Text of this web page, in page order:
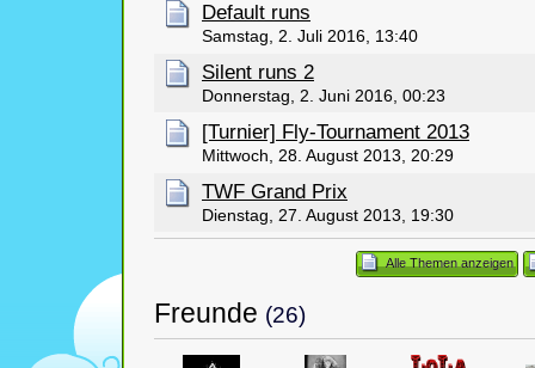
Default runs
Samstag, 2. Juli 2016, 13:40
Silent runs 2
Donnerstag, 2. Juni 2016, 00:23
[Turnier] Fly-Tournament 2013
Mittwoch, 28. August 2013, 20:29
TWF Grand Prix
Dienstag, 27. August 2013, 19:30
Alle Themen anzeigen
Freunde (26)